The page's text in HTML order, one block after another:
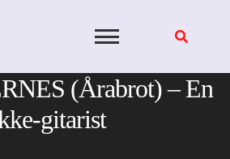
(Årabrot) – En
gitarist